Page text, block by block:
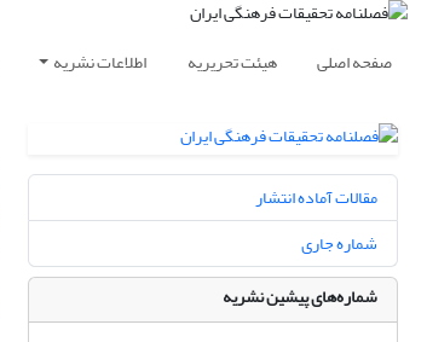
صفحه اصلی هیئت تحریریه اطلاعات نشریه
مقالات آماده انتشار
شماره جاری
شماره‌های پیشین نشریه